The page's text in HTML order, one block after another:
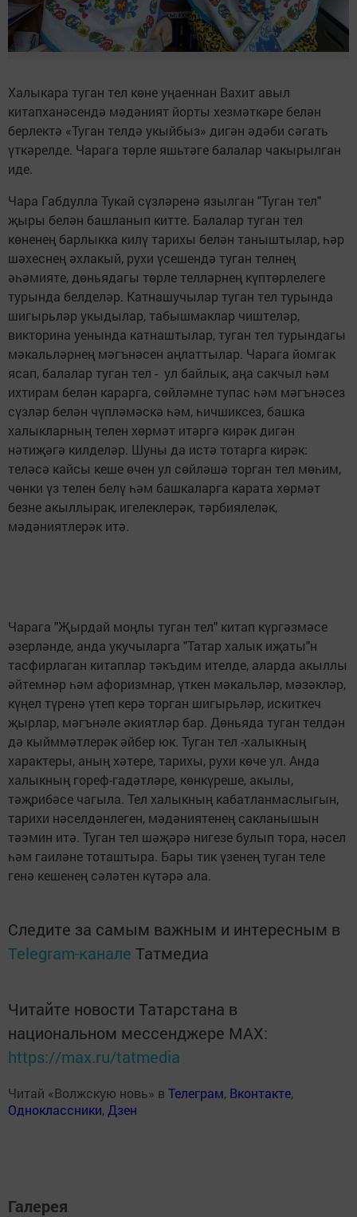
Халыкара туган тел көне уңаеннан Вахит авыл
китапханәсендә мәдәният йорты хезмәткәре белән
берлектә «Туган телдә укыйбыз» дигән әдәби сәгать
үткәрелде. Чарага төрле яшьтәге балалар чакырылган
иде.
Чара Габдулла Тукай сүзләренә язылган "Туган тел"
җыры белән башланып китте. Балалар туган тел
көненең барлыкка килү тарихы белән таныштылар, һәр
шәхеснең әхлакый, рухи үсешендә туган телнең
әһәмияте, дөньядагы төрле телләрнең күптөрлелеге
турында белделәр. Катнашучылар туган тел турында
шигырьләр укыдылар, табышмаклар чиштеләр,
викторина уенында катнаштылар, туган тел турындагы
мәкальләрнең мәгънәсен аңлаттылар. Чарага йомгак
ясап, балалар туган тел - ул байлык, аңа сакчыл һәм
ихтирам белән карарга, сөйләмне тупас һәм мәгънәсез
сүзләр белән чүпләмәскә һәм, һичшиксез, башка
халыкларның телен хөрмәт итәргә кирәк дигән
нәтиҗәгә килделәр. Шуны да истә тотарга кирәк:
теләсә кайсы кеше өчен ул сөйләшә торган тел мөһим,
чөнки үз телен белү һәм башкаларга карата хөрмәт
безне акыллырак, игелеклерәк, тәрбиялеләк,
мәдәниятлерәк итә.
Чарага "Җырдай моңлы туган тел" китап күргәзмәсе
әзерләнде, анда укучыларга "Татар халык иҗаты"н
тасфирлаган китаплар тәкъдим ителде, аларда акыллы
әйтемнәр һәм афоризмнар, үткен мәкальләр, мәзәкләр,
күңел түренә үтеп керә торган шигырьләр, искиткеч
җырлар, мәгънәле әкиятләр бар. Дөньяда туган телдән
дә кыйммәтлерәк әйбер юк. Туган тел -халыкның
характеры, аның хәтере, тарихы, рухи көче ул. Анда
халыкның гореф-гадәтләре, көнкүреше, акылы,
тәҗрибәсе чагыла. Тел халыкның кабатланмаслыгын,
тарихи нәселдәнлеген, мәдәниятенең сакланышын
тәэмин итә. Туган тел шәҗәрә нигезе булып тора, нәсел
һәм гаиләне тоташтыра. Бары тик үзенең туган теле
генә кешенең сәләтен күтәрә ала.
Следите за самым важным и интересным в
Telegram-канале Татмедиа
Читайте новости Татарстана в
национальном мессенджере MАХ:
https://max.ru/tatmedia
Читай «Волжскую новь» в Телеграм, Вконтакте,
Одноклассники, Дзен
Галерея